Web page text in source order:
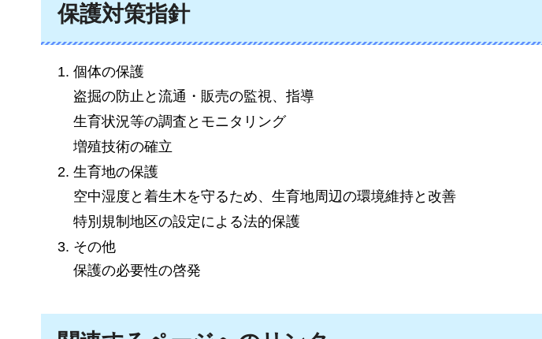
保護対策指針
個体の保護
盗掘の防止と流通・販売の監視、指導
生育状況等の調査とモニタリング
増殖技術の確立
生育地の保護
空中湿度と着生木を守るため、生育地周辺の環境維持と改善
特別規制地区の設定による法的保護
その他
保護の必要性の啓発